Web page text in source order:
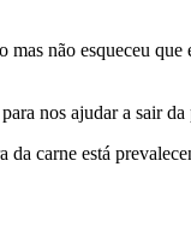
não esqueceu que
nos ajudar a sair da
carne está